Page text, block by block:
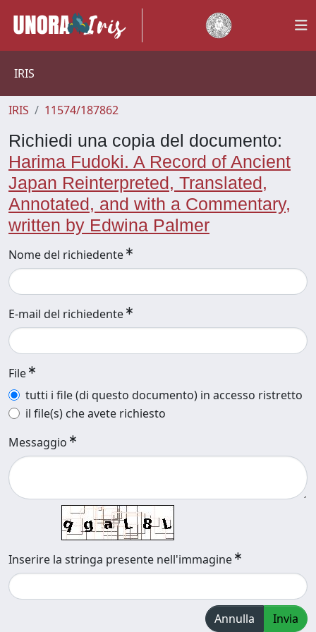
IRIS
IRIS 11574/187862
Richiedi una copia del documento:
Harima Fudoki. A Record of Ancient
Japan Reinterpreted, Translated,
Annotated, and with a Commentary,
written by Edwina Palmer
Nome del richiedente
E-mail del richiedente
File
tutti i file (di questo documento) in accesso ristretto
il file(s) che avete richiesto
Messaggio
Inserire la stringa presente nell'immagine
Annulla Invia